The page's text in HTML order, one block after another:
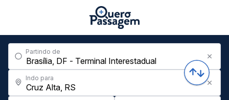
Partindo de
Indo para